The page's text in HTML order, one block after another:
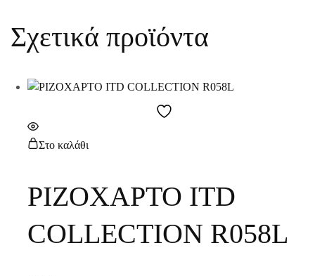
Σχετικά προϊόντα
Στο καλάθι
ΡΙΖΟΧΑΡΤΟ ITD
COLLECTION R058L